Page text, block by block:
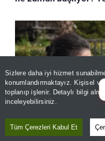
Sizlere daha iyi hizmet
konumlandırmaktayız. Kişisel
toplanıp işlenir. Detaylı bilgi
inceleyebilirsiniz.
Tüm Çerezleri Kabul Et